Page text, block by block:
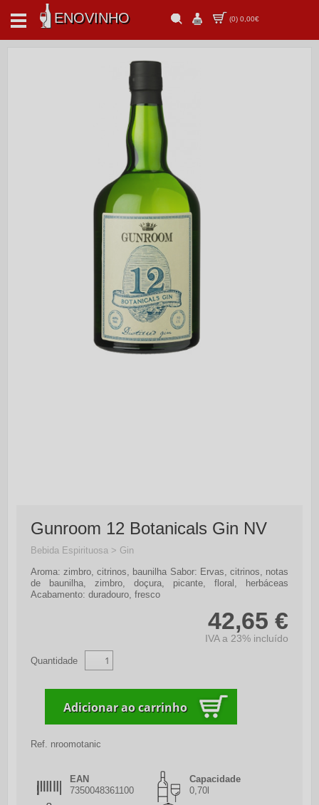
ENOVINHO (0) 0,00€
Gunroom 12 Botanicals Gin NV
Bebida Espirituosa > Gin
Aroma: zimbro, citrinos, baunilha Sabor: Ervas, citrinos, notas
de baunilha, zimbro, doçura, picante, floral, herbáceas
Acabamento: duradouro, fresco
42,65 €
IVA a 23% incluído
Quantidade
Ref. nroomotanic
EAN
7350048361100
Capacidade
0,70l